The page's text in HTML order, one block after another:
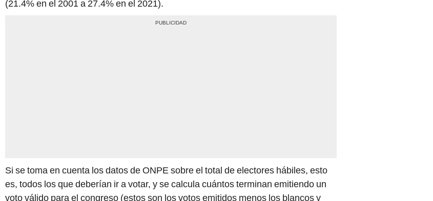
(21.4% en el 2001 a 27.4% en el 2021).
Si se toma en cuenta los datos de ONPE sobre el total de electores hábiles, esto
es, todos los que deberían ir a votar, y se calcula cuántos terminan emitiendo un
voto válido para el congreso (estos son los votos emitidos menos los blancos y